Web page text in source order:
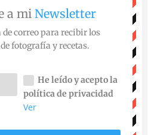
a mi Newsletter
correo para recibir los
fotografía y recetas.
He leído y acepto la
política de privacidad
Ver